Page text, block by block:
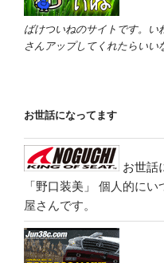
ばけついねのサイトです。い
さんアップしてくれたらいい
お世話になってます
お世話
「野口装美」
個人的にい
屋さんです。